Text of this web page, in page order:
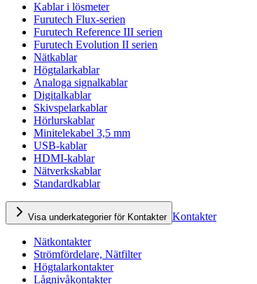
Kablar i lösmeter
Furutech Flux-serien
Furutech Reference III serien
Furutech Evolution II serien
Nätkablar
Högtalarkablar
Analoga signalkablar
Digitalkablar
Skivspelarkablar
Hörlurskablar
Minitelekabel 3,5 mm
USB-kablar
HDMI-kablar
Nätverkskablar
Standardkablar
Visa underkategorier för Kontakter Kontakter
Nätkontakter
Strömfördelare, Nätfilter
Högtalarkontakter
Lågnivåkontakter